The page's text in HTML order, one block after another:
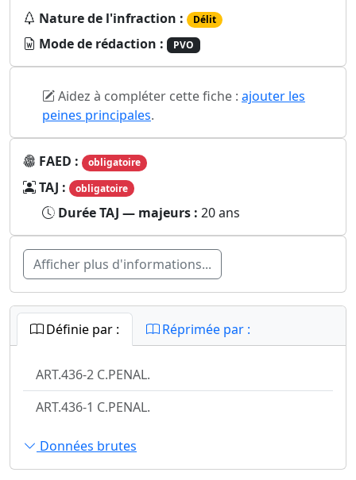
Nature de l'infraction : Délit
Mode de rédaction : PVO
Aidez à compléter cette fiche : ajouter les
peines principales.
FAED : obligatoire
TAJ : obligatoire
Durée TAJ — majeurs : 20 ans
Afficher plus d'informations...
Définie par : Réprimée par :
ART.436-2 C.PENAL.
ART.436-1 C.PENAL.
Données brutes